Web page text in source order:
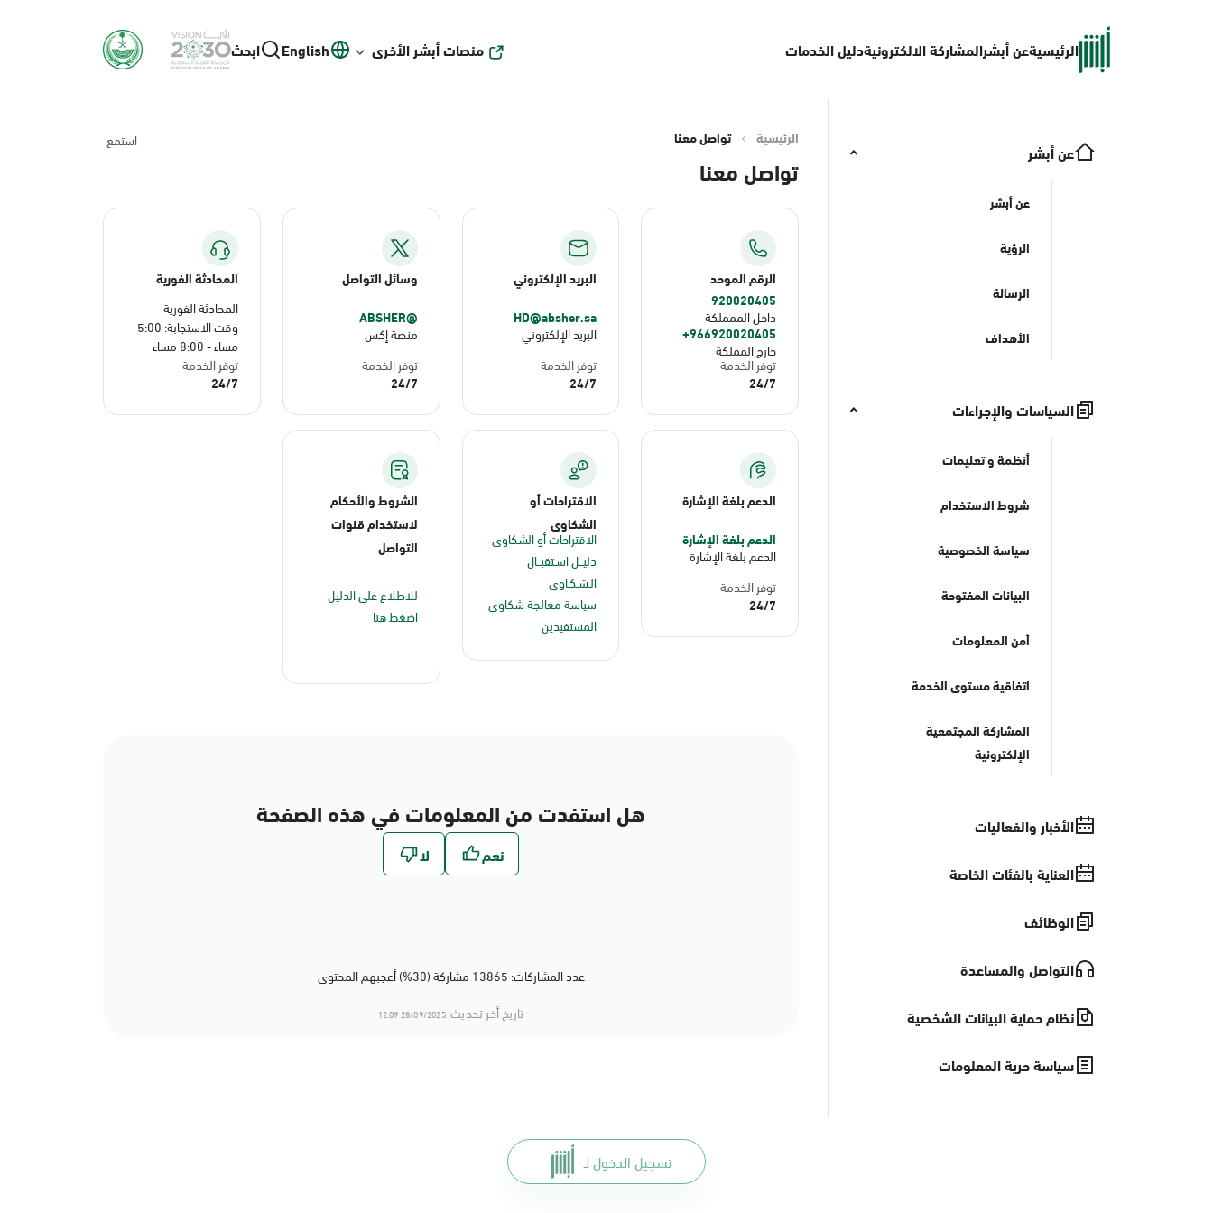
الرئيسيةعن أبشرالمشاركة الالكترونيةدليل الخدمات منصات أبشر الأخرى English ابحث
عن أبشر
عن أبشر
الرؤية
الرسالة
الأهداف
السياسات والإجراءات
أنظمة و تعليمات
شروط الاستخدام
سياسة الخصوصية
البيانات المفتوحة
أمن المعلومات
اتفاقية مستوى الخدمة
المشاركة المجتمعية
الإلكترونية
الأخبار والفعاليات
العناية بالفئات الخاصة
الوظائف
التواصل والمساعدة
نظام حماية البيانات الشخصية
سياسة حرية المعلومات
الرئيسية تواصل معنا استمع
تواصل معنا
الرقم الموحد
920020405
داخل الممملكة
966920020405+
خارج المملكة
توفر الخدمة
24/7
البريد الإلكتروني
HD@absher.sa
البريد الإلكتروني
توفر الخدمة
24/7
وسائل التواصل
@ABSHER
منصة إكس
توفر الخدمة
24/7
المحادثة الفورية
المحادثة الفورية
وقت الاستجابة: 5:00
مساء - 8:00 مساء
توفر الخدمة
24/7
الدعم بلغة الإشارة
الدعم بلغة الإشارة
الدعم بلغة الإشارة
توفر الخدمة
24/7
الاقتراحات أو
الشكاوى
الاقتراحات أو الشكاوى
دليــل اسـتقبــال
الـشـكـاوى
سياسة معالجة شكاوى
المستفيدين
الشروط والأحكام
لاستخدام قنوات
التواصل
للاطلاع على الدليل
اضغط هنا
هل استفدت من المعلومات في هذه الصفحة
عدد المشاركات: 13865 مشاركة (30%) أعجبهم المحتوى
تاريخ أخر تحديث:28/09/2025 12:09
تسجيل الدخول لـ